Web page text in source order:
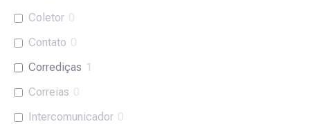
Coletor 0
Contato 0
Corrediças 1
Correias 0
Intercomunicador 0